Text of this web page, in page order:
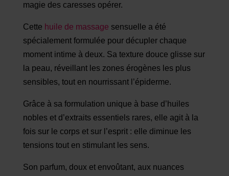
magie des caresses opérer.
Cette huile de massage sensuelle a été
spécialement formulée pour décupler chaque
moment intime à deux. Sa texture douce glisse sur
la peau, réveillant les zones érogènes les plus
sensibles, tout en nourrissant l’épiderme.
Grâce à sa formulation unique à base d’huiles
nobles et d’extraits essentiels rares, elle agit à la
fois sur le corps et sur l’esprit : elle diminue les
tensions tout en stimulant les sens.
Son parfum, doux et envoûtant, aux nuances